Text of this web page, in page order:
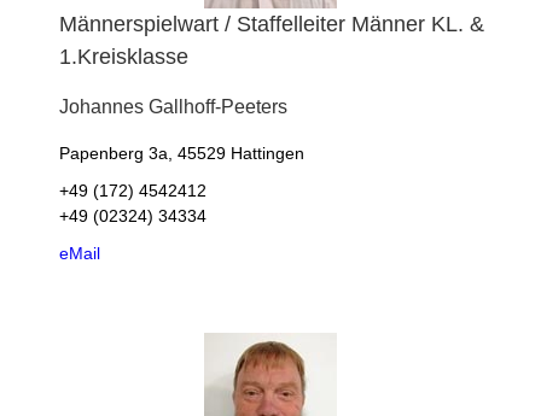
Männerspielwart / Staffelleiter Männer KL. &
1.Kreisklasse
JohannesGallhoff-Peeters
Papenberg 3a, 45529 Hattingen
+49 (172) 4542412
+49 (02324) 34334
eMail